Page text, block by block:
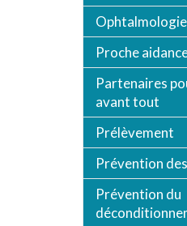
Ophtalmologie
Proche
Partenaires
avant tout
Prélèvement
Prévention
Prévention du